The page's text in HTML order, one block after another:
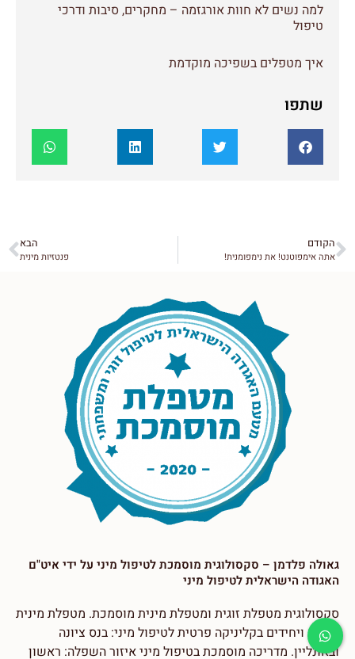
למה נשים לא חוות אורגזמה – מחקרים, סיבות ודרכי
טיפול
איך מטפלים בשפיכה מוקדמת
שתפו
הקודם
אתה אימפוטנט! את נימפומנית!
הבא
פנטזיות מינית
גאולה פלדמן – סקסולוגית מוסמכת לטיפול מיני על ידי איט"ם
האגודה הישראלית לטיפול מיני
סקסולוגית מטפלת זוגית ומטפלת מינית מוסמכת. מטפלת מינית
בזוגות ויחידים בקליניקה פרטית לטיפול מיני: בנס ציונה
ובאונליין. מדריכה מוסמכת בטיפול מיני איזור השפלה: ראשון